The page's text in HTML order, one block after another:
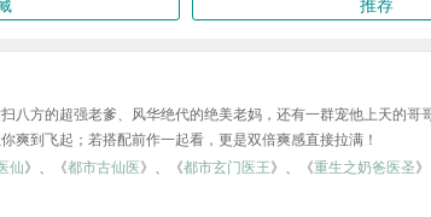
方的超强老爹、风华绝代的绝美老妈，还有一群宠他上天的哥
爽到飞起；若搭配前作一起看，更是双倍爽感直接拉满！
仙》、《都市古仙医》、《都市玄门医王》、《重生之奶爸医圣